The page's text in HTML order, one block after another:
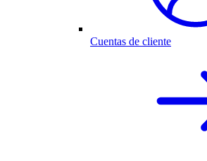
Cuentas de cliente